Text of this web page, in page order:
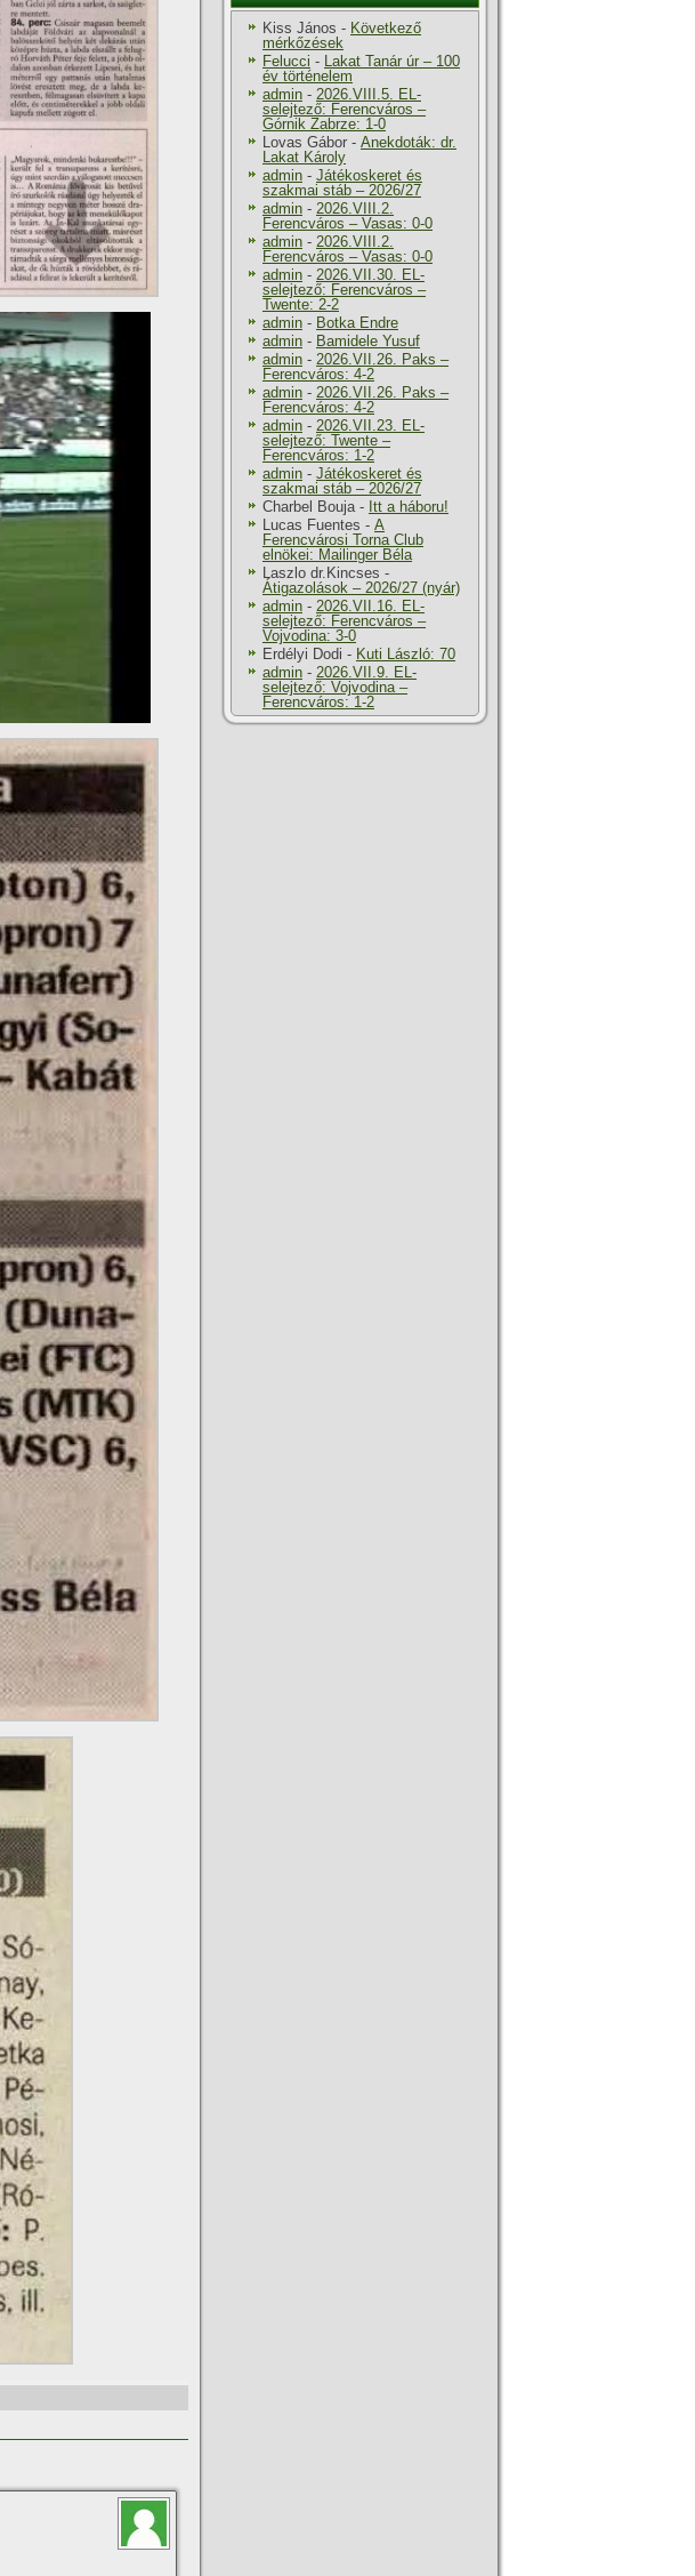
Kiss János - Következő
mérkőzések
Felucci - Lakat Tanár úr – 100
év történelem
admin - 2026.VIII.5. EL-
selejtező: Ferencváros –
Górnik Zabrze: 1-0
Lovas Gábor - Anekdoták: dr.
Lakat Károly
admin - Játékoskeret és
szakmai stáb – 2026/27
admin - 2026.VIII.2.
Ferencváros – Vasas: 0-0
admin - 2026.VIII.2.
Ferencváros – Vasas: 0-0
admin - 2026.VII.30. EL-
selejtező: Ferencváros –
Twente: 2-2
admin - Botka Endre
admin - Bamidele Yusuf
admin - 2026.VII.26. Paks –
Ferencváros: 4-2
admin - 2026.VII.26. Paks –
Ferencváros: 4-2
admin - 2026.VII.23. EL-
selejtező: Twente –
Ferencváros: 1-2
admin - Játékoskeret és
szakmai stáb – 2026/27
Charbel Bouja- Itt a háboru!
Lucas Fuentes - A
Ferencvárosi Torna Club
elnökei: Mailinger Béla
Laszlo dr.Kincses -
Átigazolások – 2026/27 (nyár)
admin - 2026.VII.16. EL-
selejtező: Ferencváros –
Vojvodina: 3-0
Erdélyi Dodi - Kuti László: 70
admin - 2026.VII.9. EL-
selejtező: Vojvodina –
Ferencváros: 1-2